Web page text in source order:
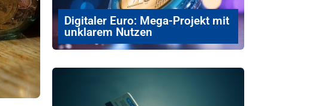
Digitaler Euro: Mega-Projekt mit
unklarem Nutzen